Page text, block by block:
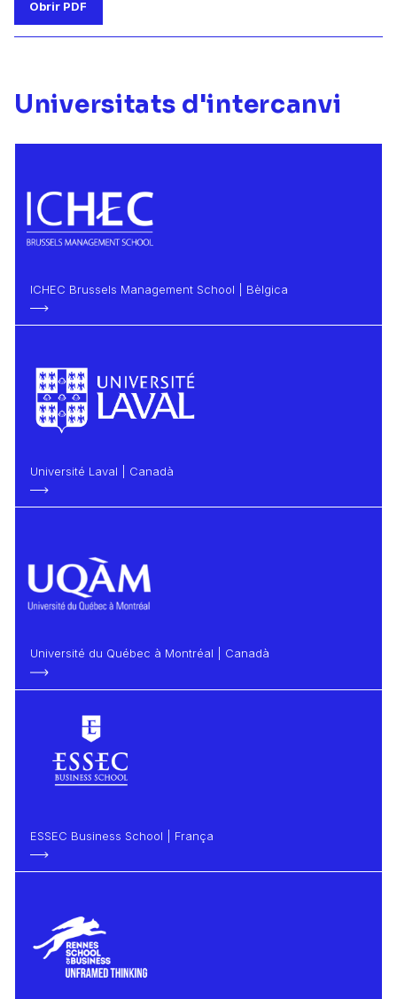
Obrir PDF
Universitats d'intercanvi
ICHEC Brussels Management School | Bèlgica
Université Laval | Canadà
Université du Québec à Montréal | Canadà
ESSEC Business School | França